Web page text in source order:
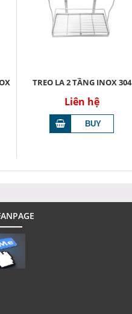
TREO LA 2 TẦNG INOX 304
Liên hệ